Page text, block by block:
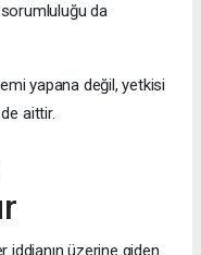
da
yapana değil, yetkisi
aittir.
iddianın üzerine giden